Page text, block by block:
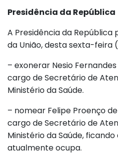
Presidência da República
A Presidência da República
da União, desta sexta-feira
– exonerar Nesio
cargo de Secretário de
Ministério da Saúde.
– nomear Felipe Proenço
cargo de Secretário de
Ministério da Saúde,
atualmente ocupa.